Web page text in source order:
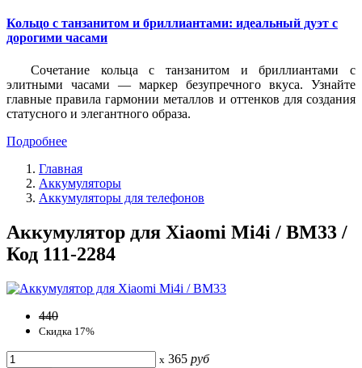
Кольцо с танзанитом и бриллиантами: идеальный дуэт с
дорогими часами
Сочетание кольца с танзанитом и бриллиантами с
элитными часами — маркер безупречного вкуса. Узнайте
главные правила гармонии металлов и оттенков для создания
статусного и элегантного образа.
Подробнее
Главная
Аккумуляторы
Аккумуляторы для телефонов
Аккумулятор для Xiaomi Mi4i / BM33 /
Код 111-2284
440
Скидка 17%
x 365 руб